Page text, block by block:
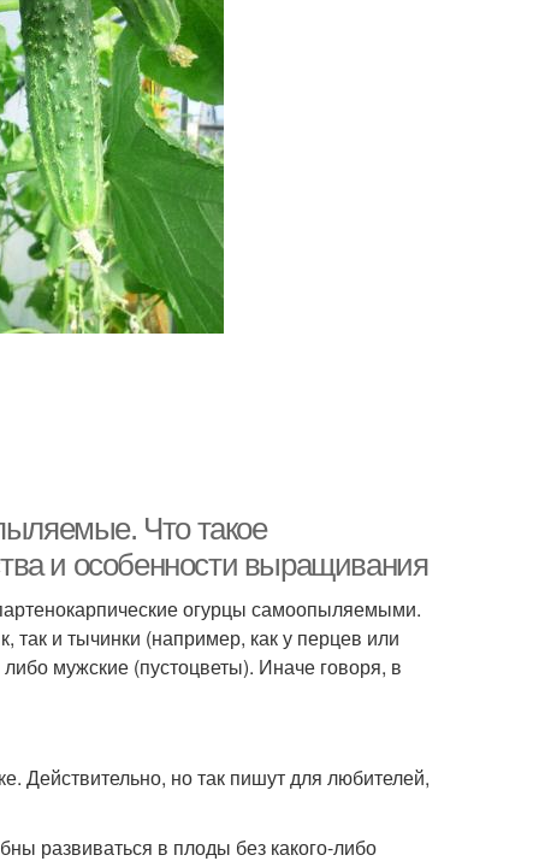
Что такое
и особенности выращивания
огурцы самоопыляемыми.
и тычинки (например, как у перцев или
мужские (пустоцветы). Иначе говоря, в
Действительно, но так пишут для любителей,
развиваться в плоды без какого-либо